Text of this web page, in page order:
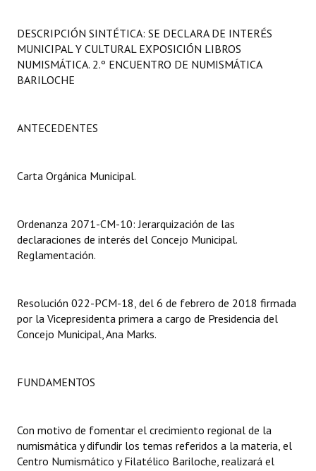
Programas
LEGISLACIÓN
Digesto
Organigrama
Informes de Gestión
Dictámenes Asesoría Letrada
Informes de Unidad Coordinadora
Ejecución Presupuestaria
DESCRIPCIÓN SINTÉTICA: SE DECLARA DE INTERÉS
MUNICIPAL Y CULTURAL EXPOSICIÓN LIBROS
NUMISMÁTICA. 2.º ENCUENTRO DE NUMISMÁTICA
BARILOCHE
ANTECEDENTES
Carta Orgánica Municipal.
Ordenanza 2071-CM-10: Jerarquización de las
declaraciones de interés del Concejo Municipal.
Reglamentación.
Resolución 022-PCM-18, del 6 de febrero de 2018 firmada
por la Vicepresidenta primera a cargo de Presidencia del
Concejo Municipal, Ana Marks.
FUNDAMENTOS
Con motivo de fomentar el crecimiento regional de la
numismática y difundir los temas referidos a la materia, el
Centro Numismático y Filatélico Bariloche, realizará el